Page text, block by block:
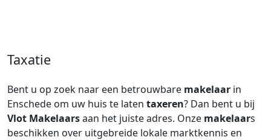
Taxatie
Bent u op zoek naar een betrouwbare makelaar in
Enschede om uw huis te laten taxeren? Dan bent u bij
Vlot Makelaarsaan het juiste adres. Onze makelaars
beschikken over uitgebreide lokale marktkennis en